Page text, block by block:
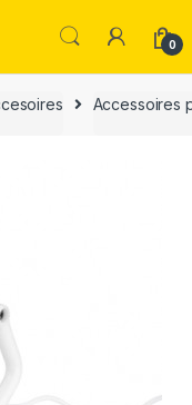
0
Accessoires